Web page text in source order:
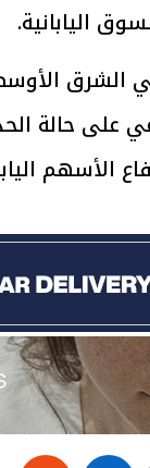
اليابانية.
الشرق
على حالة
الأسهم
وحدات